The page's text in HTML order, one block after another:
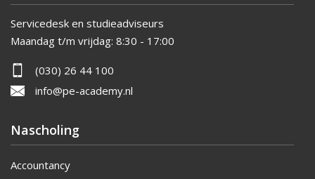
Servicedesk en studieadviseurs
Maandag t/m vrijdag: 8:30 - 17:00
(030) 26 44 100
info@pe-academy.nl
Nascholing
Accountancy